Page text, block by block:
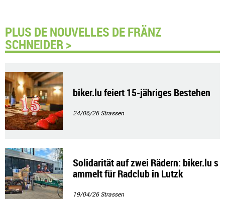
PLUS DE NOUVELLES DE FRÄNZ
SCHNEIDER >
biker.lu feiert 15-jähriges Bestehen
24/06/26Strassen
Solidarität auf zwei Rädern: biker.lu s
ammelt für Radclub in Lutzk
19/04/26Strassen